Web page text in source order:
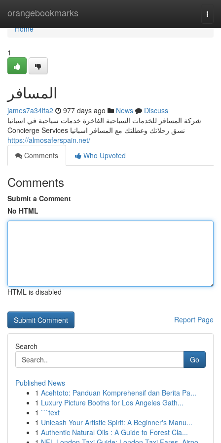
orangebookmarks
Home
Home
1
المسافر
james7a34ifa2 977 days ago News
Discuss
شركة المسافر للخدمات السياحية الفاخرة خدمات سياحية في اسبانيا
Concierge Services نسق رحلاتك وعطلتك مع المسافر اسبانيا
https://almosaferspain.net/
Comments
Who Upvoted
Comments
Submit a Comment
No HTML
HTML is disabled
Report Page
Search
Go
Published News
1 Acehtoto: Panduan Komprehensif dan Berita Pa...
1 Luxury Picture Booths for Los Angeles Gath...
1 ```text
1 Unleash Your Artistic Spirit: A Beginner's Manu...
1 Authentic Natural Oils : A Guide to Forest Cla...